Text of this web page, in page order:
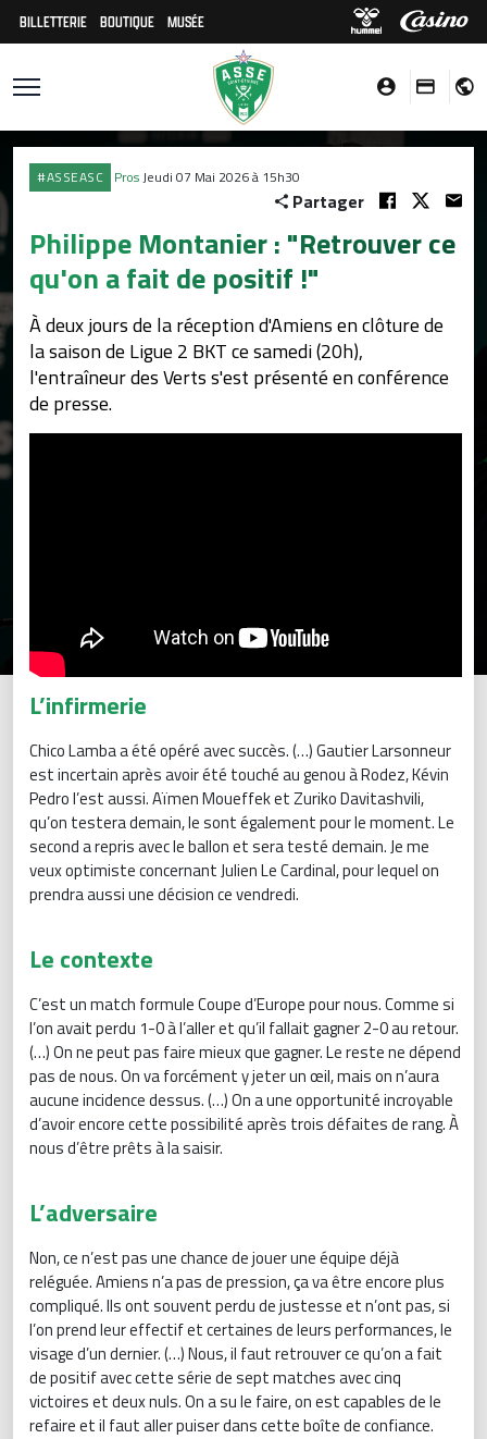
BILLETTERIE BOUTIQUE MUSÉE
#ASSEASC ProsJeudi 07 Mai 2026 à 15h30
Partager
Philippe Montanier : "Retrouver ce
qu'on a fait de positif !"
À deux jours de la réception d'Amiens en clôture de
la saison de Ligue 2 BKT ce samedi (20h),
l'entraîneur des Verts s'est présenté en conférence
de presse.
L’infirmerie
Chico Lamba a été opéré avec succès. (…) Gautier Larsonneur
est incertain après avoir été touché au genou à Rodez, Kévin
Pedro l’est aussi. Aïmen Moueffek et Zuriko Davitashvili,
qu’on testera demain, le sont également pour le moment. Le
second a repris avec le ballon et sera testé demain. Je me
veux optimiste concernant Julien Le Cardinal, pour lequel on
prendra aussi une décision ce vendredi.
Le contexte
C’est un match formule Coupe d’Europe pour nous. Comme si
l’on avait perdu 1-0 à l’aller et qu’il fallait gagner 2-0 au retour.
(…) On ne peut pas faire mieux que gagner. Le reste ne dépend
pas de nous. On va forcément y jeter un œil, mais on n’aura
aucune incidence dessus. (…) On a une opportunité incroyable
d’avoir encore cette possibilité après trois défaites de rang. À
nous d’être prêts à la saisir.
L’adversaire
Non, ce n’est pas une chance de jouer une équipe déjà
reléguée. Amiens n’a pas de pression, ça va être encore plus
compliqué. Ils ont souvent perdu de justesse et n’ont pas, si
l’on prend leur effectif et certaines de leurs performances, le
visage d’un dernier. (…) Nous, il faut retrouver ce qu’on a fait
de positif avec cette série de sept matches avec cinq
victoires et deux nuls. On a su le faire, on est capables de le
refaire et il faut aller puiser dans cette boîte de confiance.